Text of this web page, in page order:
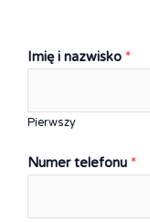
Imię i nazwisko *
Pierwszy
Numer telefonu *